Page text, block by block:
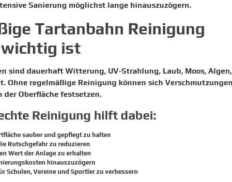
Sanierung möglichst lange hinauszuzögern.
Tartanbahn Reinigung
wichtig ist
sind dauerhaft Witterung, UV-Strahlung, Laub, Moos, Algen,
Ohne regelmäßige Reinigung können sich Verschmutzungen
der Oberfläche festsetzen.
Reinigung hilft dabei:
sauber und gepflegt zu halten
Rutschgefahr zu reduzieren
Wert der Anlage zu erhalten
hinauszuzögern
Schulen, Vereine und Sportler zu verbessern